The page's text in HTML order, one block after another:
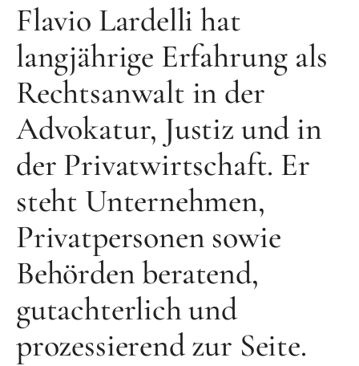
Flavio Lardelli hat
langjährige Erfahrung als
Rechtsanwalt in der
Advokatur, Justiz und in
der Privatwirtschaft. Er
steht Unternehmen,
Privatpersonen sowie
Behörden beratend,
gutachterlich und
prozessierend zur Seite.